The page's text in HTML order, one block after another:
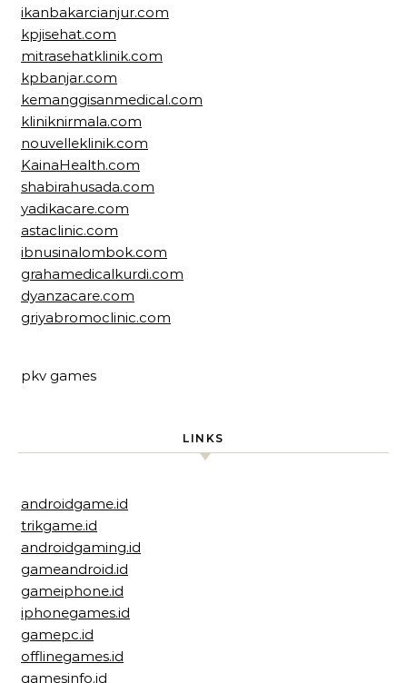
ikanbakarcianjur.com
kpjisehat.com
mitrasehatklinik.com
kpbanjar.com
kemanggisanmedical.com
kliniknirmala.com
nouvelleklinik.com
KainaHealth.com
shabirahusada.com
yadikacare.com
astaclinic.com
ibnusinalombok.com
grahamedicalkurdi.com
dyanzacare.com
griyabromoclinic.com
pkv games
LINKS
androidgame.id
trikgame.id
androidgaming.id
gameandroid.id
gameiphone.id
iphonegames.id
gamepc.id
offlinegames.id
gamesinfo.id